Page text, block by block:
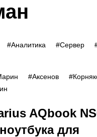
#Аналитика #Сервер
#Аксенов
AQbook
для